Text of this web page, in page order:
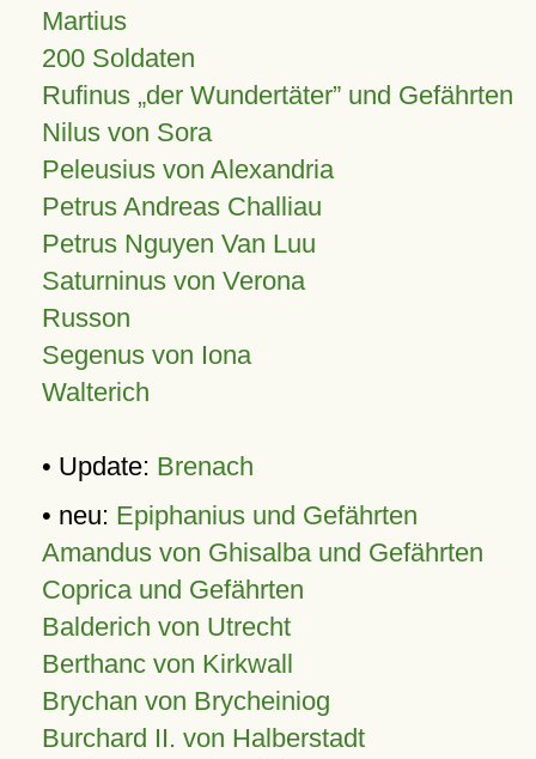
Martius
200 Soldaten
Rufinus „der Wundertäter” und Gefährten
Nilus von Sora
Peleusius von Alexandria
Petrus Andreas Challiau
Petrus Nguyen Van Luu
Saturninus von Verona
Russon
Segenus von Iona
Walterich
• Update: Brenach
• neu: Epiphanius und Gefährten
Amandus von Ghisalba und Gefährten
Coprica und Gefährten
Balderich von Utrecht
Berthanc von Kirkwall
Brychan von Brycheiniog
Burchard II. von Halberstadt